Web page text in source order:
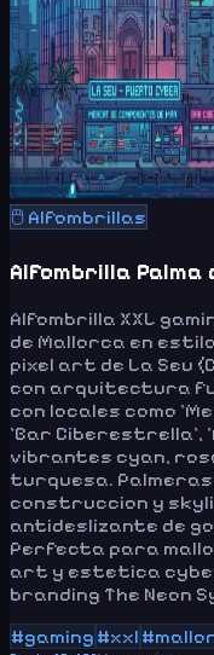
🖱️ Alfombrillas
Alfombrilla Palma
Alfombrilla XXL
de Mallorca en
pixel art de La Seu
con arquitectura
con locales como
'Bar Ciberestrella',
vibrantes cyan,
turquesa.
construccion y
antideslizante de
Perfecta para
art y estetica
branding The Neon
#gaming #xxl #